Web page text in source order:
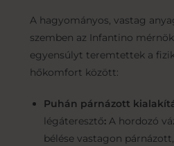
A hagyományos, vastag
szemben az Infantino
egyensúlyt teremtettek a
hőkomfort között:
Puhán párnázott
légáteresztő:A hordozó
bélése vastagon